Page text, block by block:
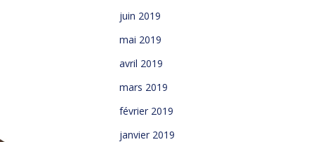
juin 2019
mai 2019
avril 2019
mars 2019
février 2019
janvier 2019